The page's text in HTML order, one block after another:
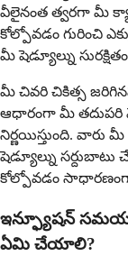
వీలైనంత త్వరగా మీ
కోల్పోవడం గురించి
మీ షెడ్యూల్ను
మీ చివరి చికిత్స
ఆధారంగా మీ తదుపరి
నిర్ణయిస్తుంది. వారు
షెడ్యూల్ను
కోల్పోవడం సాధారణంగా
ఇన్ఫ్యూషన్
ఏమి చేయాలి?